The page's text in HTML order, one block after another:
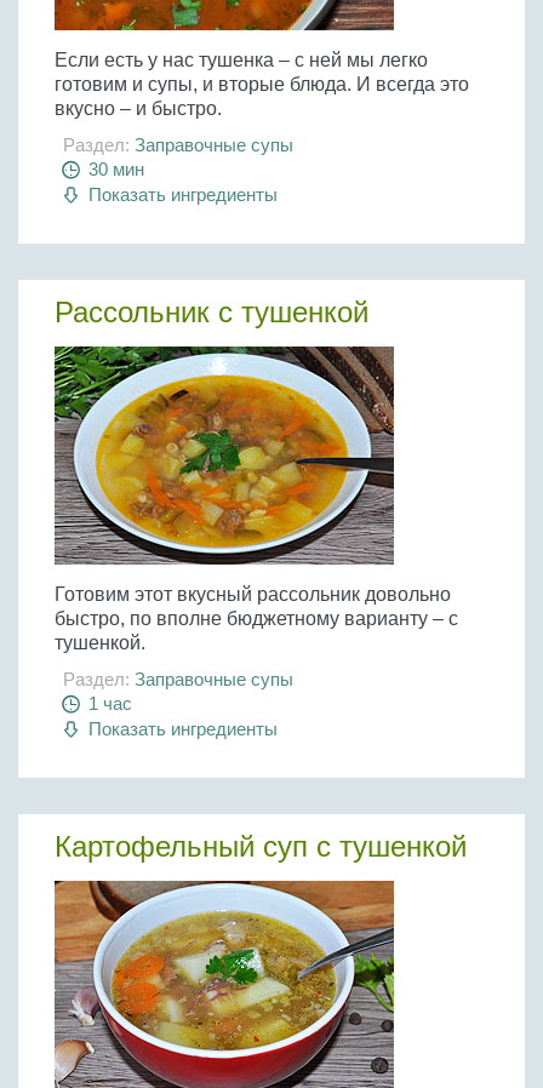
Если есть у нас тушенка – с ней мы легко
готовим и супы, и вторые блюда. И всегда это
вкусно – и быстро.
Раздел: Заправочные супы
30 мин
Показать ингредиенты
Рассольник с тушенкой
Готовим этот вкусный рассольник довольно
быстро, по вполне бюджетному варианту – с
тушенкой.
Раздел: Заправочные супы
1 час
Показать ингредиенты
Картофельный суп с тушенкой